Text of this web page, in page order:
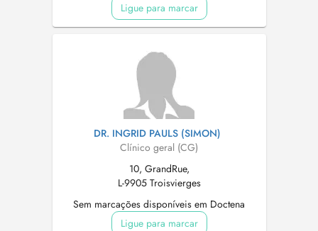
Ligue para marcar
DR. INGRID PAULS (SIMON)
Clínico geral (CG)
10, GrandRue,
L-9905 Troisvierges
Sem marcações disponíveis em Doctena
Ligue para marcar